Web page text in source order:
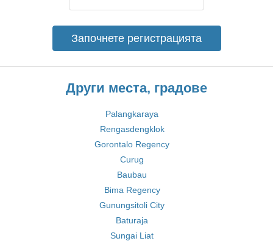
Започнете регистрацията
Други места, градове
Palangkaraya
Rengasdengklok
Gorontalo Regency
Curug
Baubau
Bima Regency
Gunungsitoli City
Baturaja
Sungai Liat